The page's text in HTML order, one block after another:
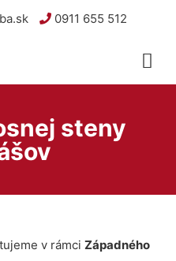
0911 655 512
steny
v rámci Západného